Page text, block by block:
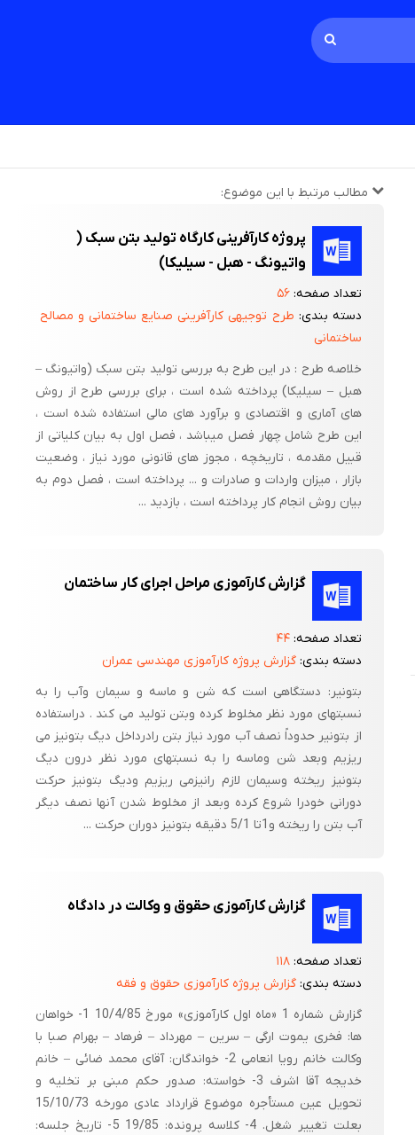
مطالب مرتبط با این موضوع:
پروژه کارآفرینی کارگاه تولید بتن سبک (
واتیونگ - هبل - سیلیکا)
تعداد صفحه:۵۶
دسته بندی: طرح توجیهی کارآفرینی صنایع ساختمانی و مصالح
ساختمانی
خلاصه طرح : در این طرح به بررسی تولید بتن سبک (واتیونگ –
هبل – سیلیکا) پرداخته شده است ، برای بررسی طرح از روش
های آماری و اقتصادی و برآورد های مالی استفاده شده است ،
این طرح شامل چهار فصل میباشد ، فصل اول به بیان کلیاتی از
قبیل مقدمه ، تاریخچه ، مجوز های قانونی مورد نیاز ، وضعیت
بازار ، میزان واردات و صادرات و ... پرداخته است ، فصل دوم به
بیان روش انجام کار پرداخته است ، بازدید ...
گزارش کارآموزی مراحل اجرای کار ساختمان
تعداد صفحه:۴۴
دسته بندی:گزارش پروژه کارآموزی مهندسی عمران
بتونیر: دستگاهی است که شن و ماسه و سیمان وآب را به
نسبتهای مورد نظر مخلوط کرده وبتن تولید می کند . دراستفاده
از بتونیر حدوداً نصف آب مورد نیاز بتن رادرداخل دیگ بتونیز می
ریزیم وبعد شن وماسه را به نسبتهای مورد نظر درون دیگ
بتونیز ریخته وسیمان لازم رانیزمی ریزیم ودیگ بتونیز حرکت
دورانی خودرا شروع کرده وبعد از مخلوط شدن آنها نصف دیگر
آب بتن را ریخته و1تا 5/1 دقیقه بتونیز دوران حرکت ...
گزارش کارآموزی حقوق و وکالت در دادگاه
تعداد صفحه:۱۱۸
دسته بندی:گزارش پروژه کارآموزی حقوق و فقه
گزارش شماره 1 «ماه اول کارآموزی» مورخ 10/4/85 1- خواهان
ها: فخری یموت ارگی – سرین – مهرداد – فرهاد – بهرام صبا با
وکالت خانم رویا انعامی 2- خواندگان: آقای محمد ضائی – خانم
خدیجه آقا اشرف 3- خواسته: صدور حکم مبنی بر تخلیه و
تحویل عین مستأجره موضوع قرارداد عادی مورخه 15/10/73
بعلت تغییر شغل. 4- کلاسه پرونده: 19/85 5- تاریخ جلسه: